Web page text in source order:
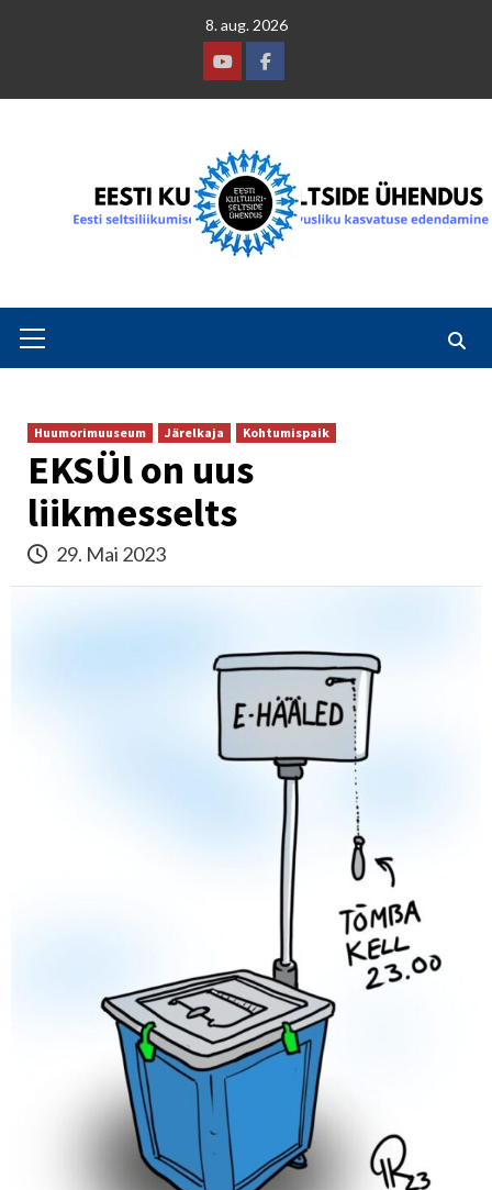
8. aug. 2026
YoutubeFacebook
Menu
Huumorimuuseum Järelkaja Kohtumispaik
EKSÜl on uus
liikmesselts
29. Mai 2023